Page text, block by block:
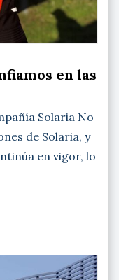
en las
Solaria No
de Solaria, y
en vigor, lo